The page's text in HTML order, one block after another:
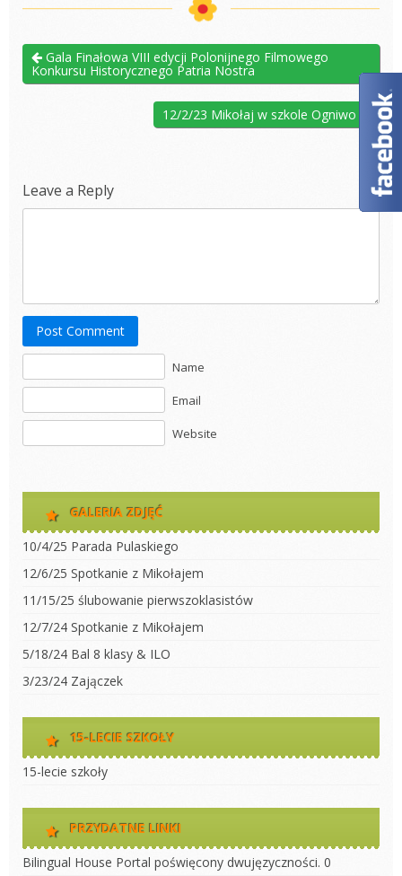
Gala Finałowa VIII edycji Polonijnego Filmowego
Konkursu Historycznego Patria Nostra
12/2/23 Mikołaj w szkole Ogniwo
Leave a Reply
Post Comment
Name
Email
Website
GALERIA ZDJĘĆ
10/4/25 Parada Pulaskiego
12/6/25 Spotkanie z Mikołajem
11/15/25 ślubowanie pierwszoklasistów
12/7/24 Spotkanie z Mikołajem
5/18/24 Bal 8 klasy & ILO
3/23/24 Zajączek
15-LECIE SZKOŁY
15-lecie szkoły
PRZYDATNE LINKI
Bilingual House Portal poświęcony dwujęzyczności. 0